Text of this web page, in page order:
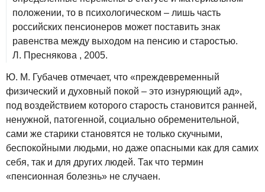
положении, то в психологическом – лишь часть
российских пенсионеров может поставить знак
равенства между выходом на пенсию и старостью.
Л. Преснякова , 2005.
Ю. М. Губачев отмечает, что «преждевременный
физический и духовный покой – это изнуряющий ад»,
под воздействием которого старость становится ранней,
ненужной, патогенной, социально обременительной,
сами же старики становятся не только скучными,
беспокойными людьми, но даже опасными как для самих
себя, так и для других людей. Так что термин
«пенсионная болезнь» не случаен.